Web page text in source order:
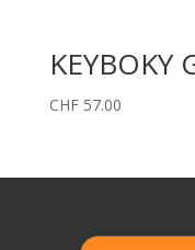
KEYBOKY
CHF57.00